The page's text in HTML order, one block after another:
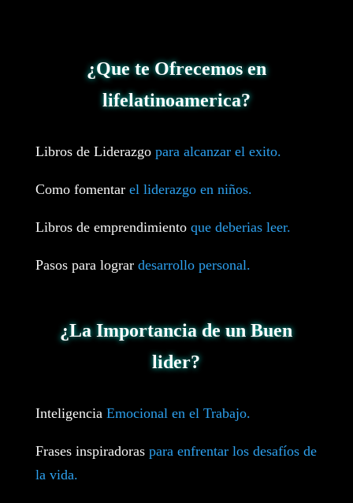
¿Que te Ofrecemos en
lifelatinoamerica?
Libros de Liderazgopara alcanzar el exito.
Como fomentar el liderazgo en niños.
Libros de emprendimiento que deberias leer.
Pasos para lograr desarrollo personal.
¿La Importancia de un Buen
lider?
Inteligencia Emocional en el Trabajo.
Frases inspiradoras para enfrentar los desafíos de
la vida.